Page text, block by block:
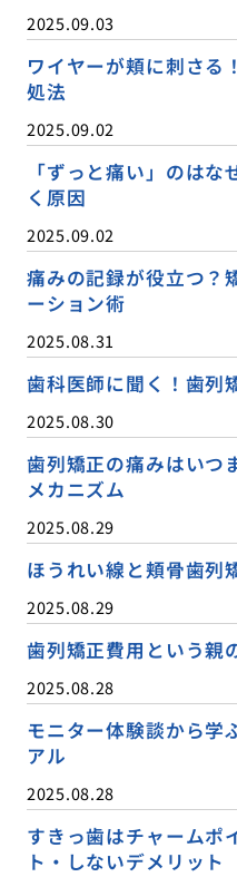
2025.09.03
ワイヤーが頬に刺さる
処法
2025.09.02
「ずっと痛い」のは
く原因
2025.09.02
痛みの記録が役立つ？
ーション術
2025.08.31
歯科医師に聞く！歯列
2025.08.30
歯列矯正の痛みはいつ
メカニズム
2025.08.29
ほうれい線と頬骨歯列
2025.08.29
歯列矯正費用という親
2025.08.28
モニター体験談から学
アル
2025.08.28
すきっ歯はチャームポ
ト・しないデメリット